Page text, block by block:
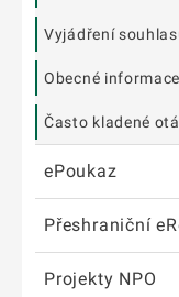
Vyjádření
Obecné informace
Často kladené
ePoukaz
Přeshraniční
Projekty NPO